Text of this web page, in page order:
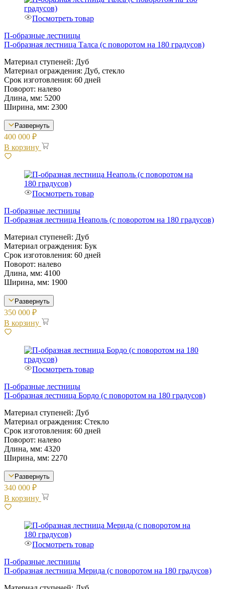
Посмотреть товар
П-образные лестницы
П-образная лестница Талса (с поворотом на 180 градусов)
Материал ступеней: Дуб
Материал ограждения: Дуб, стекло
Срок изготовления: 60 дней
Поворот: налево
Длина, мм: 5200
Ширина, мм: 2300
Развернуть
400 000 ₽
В корзину
Посмотреть товар
П-образные лестницы
П-образная лестница Неаполь (с поворотом на 180 градусов)
Материал ступеней: Дуб
Материал ограждения: Бук
Срок изготовления: 60 дней
Поворот: налево
Длина, мм: 4100
Ширина, мм: 1900
Развернуть
350 000 ₽
В корзину
Посмотреть товар
П-образные лестницы
П-образная лестница Бордо (с поворотом на 180 градусов)
Материал ступеней: Дуб
Материал ограждения: Стекло
Срок изготовления: 60 дней
Поворот: налево
Длина, мм: 4320
Ширина, мм: 2270
Развернуть
340 000 ₽
В корзину
Посмотреть товар
П-образные лестницы
П-образная лестница Мерида (с поворотом на 180 градусов)